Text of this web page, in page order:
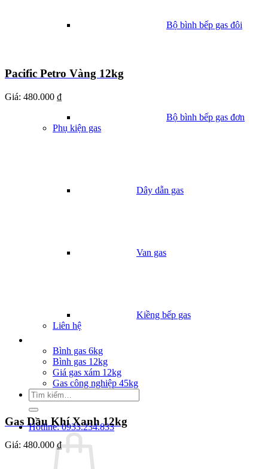
Bộ bình bếp gas đôi
Bộ bình bếp gas đơn
Phụ kiện gas
Dây dẫn gas
Van gas
Kiềng bếp gas
Liên hệ
Bình gas 6kg
Bình gas 12kg
Giá gas xám 12kg
Gas công nghiệp 45kg
Tìm
kiếm:
Hotline: 0933.234.833
Pacific Petro Vàng 12kg
Giá: 480.000 ₫
Gas Dầu Khí Xanh 12kg
Giá: 480.000 ₫